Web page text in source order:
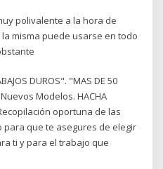
polivalente a la hora de
misma puede usarse en todo
DUROS". "MAS DE 50
Nuevos Modelos. HACHA
oportuna de las
para que te asegures de elegir
ti y para el trabajo que